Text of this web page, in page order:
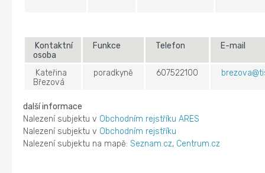
Kontaktní
osoba
Funkce Telefon E-mail
Kateřina
Březová
poradkyně 607522100
další informace
Nalezení subjektu v Obchodním rejstříku ARES
Nalezení subjektu v Obchodním rejstříku
Nalezení subjektu na mapě:Seznam.cz, Centrum.cz